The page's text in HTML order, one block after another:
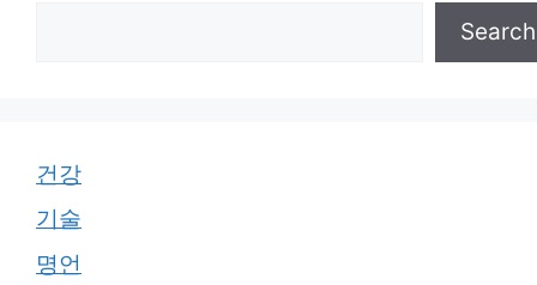
Search
건강
기술
명언